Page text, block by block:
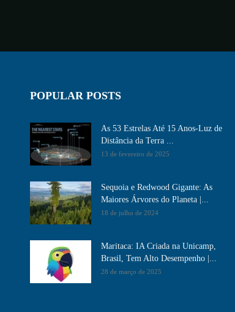
POPULAR POSTS
As 53 Estrelas Até 15 Anos-Luz de
Distância da Terra ...
13 de fevereiro de 2025
Sequoia e Redwood Gigante: As
Maiores Árvores do Planeta |...
18 de julho de 2024
Maritaca: IA Criada na Unicamp,
Brasil, Tem Alto Desempenho​ |...
28 de março de 2025